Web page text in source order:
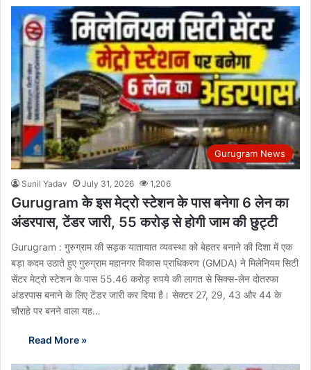
Gurugram News
Sunil Yadav July 31, 2026 1,206
Gurugram के इस मेट्रो स्टेशन के पास बनेगा 6 लेन का
अंडरपास, टेंडर जारी, 55 करोड़ से होगी जाम की छुट्टी
Gurugram : गुरुग्राम की सड़क यातायात व्यवस्था को बेहतर बनाने की दिशा में एक
बड़ा कदम उठाते हुए गुरुग्राम महानगर विकास प्राधिकरण (GMDA) ने मिलेनियम सिटी
सेंटर मेट्रो स्टेशन के पास 55.46 करोड़ रुपये की लागत से सिक्स-लेन दोतरफा
अंडरपास बनाने के लिए टेंडर जारी कर दिया है। सेक्टर 27, 29, 43 और 44 के
चौराहे पर बनने वाला यह…
Read More »